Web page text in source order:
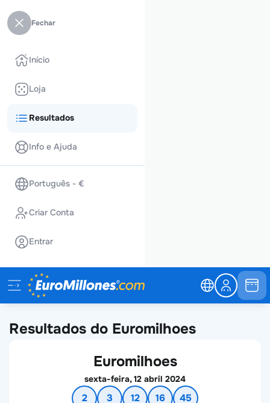
Fechar
Início
Loja
Resultados
Info e Ajuda
Português - €
Criar Conta
Entrar
Resultados do Euromilhoes
Euromilhoes
sexta-feira, 12 abril 2024
2 3 12 16
45